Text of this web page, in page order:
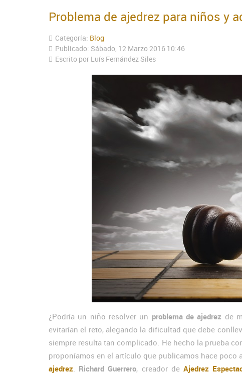
Problema de ajedrez para niños y
Categoría: Blog
Publicado: Sábado, 12 Marzo 2016 10:46
Escrito por Luís Fernández Siles
¿Podría un niño resolver un problema de ajedrez de
evitarían el reto, alegando la dificultad que debe
siempre resulta tan complicado. He hecho la prueba
proponíamos en el artículo que publicamos hace poco
ajedrez Richard Guerrero, creador de Ajedrez